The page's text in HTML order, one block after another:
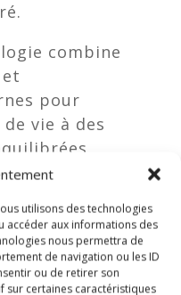
utilisons des technologies
accéder aux informations des
nous permettra de
de navigation ou les ID
ou de retirer son
sur certaines caractéristiques
combine
pour
vie à des
et